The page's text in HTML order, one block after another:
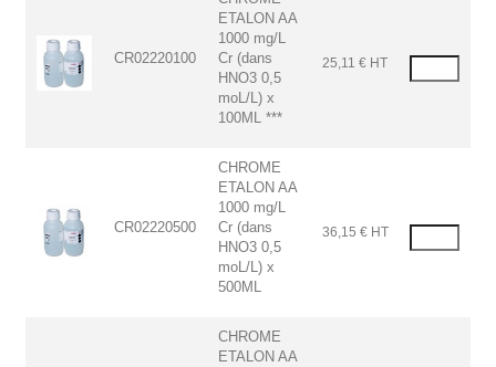
CR02220100
ETALON AA
1000 mg/L
Cr (dans
HNO3 0,5
moL/L) x
100ML ***
25,11 € HT
CR02220500
CHROME
ETALON AA
1000 mg/L
Cr (dans
HNO3 0,5
moL/L) x
500ML
36,15 € HT
CHROME
ETALON AA